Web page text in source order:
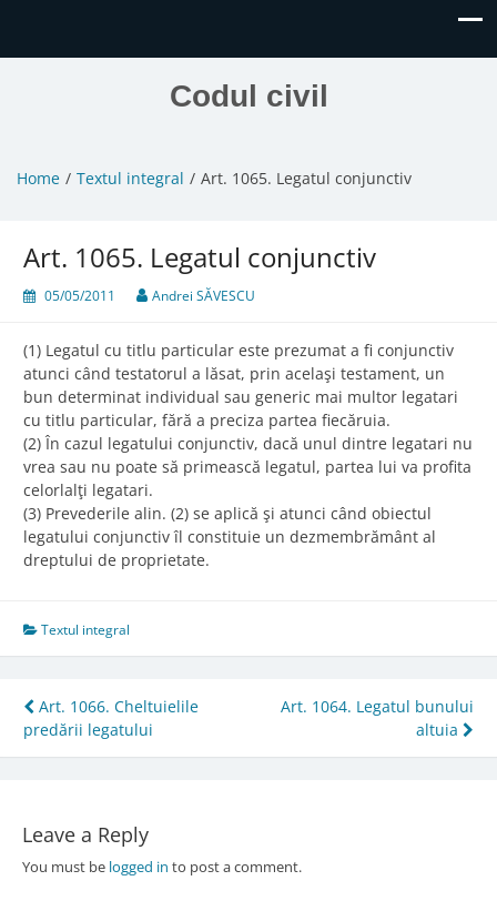
Codul civil
Home Textul integral Art. 1065. Legatul conjunctiv
Art. 1065. Legatul conjunctiv
05/05/2011 Andrei SĂVESCU
(1) Legatul cu titlu particular este prezumat a fi conjunctiv
atunci când testatorul a lăsat, prin acelaşi testament, un
bun determinat individual sau generic mai multor legatari
cu titlu particular, fără a preciza partea fiecăruia.
(2) În cazul legatului conjunctiv, dacă unul dintre legatari nu
vrea sau nu poate să primească legatul, partea lui va profita
celorlalţi legatari.
(3) Prevederile alin. (2) se aplică şi atunci când obiectul
legatului conjunctiv îl constituie un dezmembrământ al
dreptului de proprietate.
Textul integral
Post
navigation
Art. 1066. Cheltuielile
predării legatului
Art. 1064. Legatul bunului
altuia
Leave a Reply
You must be logged in to post a comment.